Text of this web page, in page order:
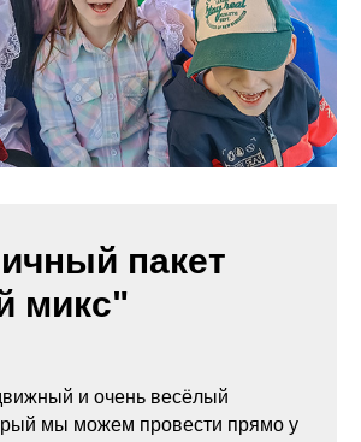
пакет
микс"
и очень весёлый
мы можем провести прямо у